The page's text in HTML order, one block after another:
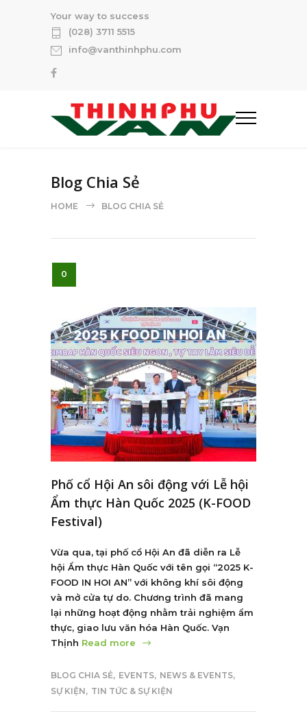
Your way to success
(028) 3711 5515
info@vanthinhphu.com
Blog Chia Sẻ
HOME BLOG CHIA SẺ
0
Phố cổ Hội An sôi động với Lễ hội
Ẩm thực Hàn Quốc 2025 (K-FOOD
Festival)
Vừa qua, tại phố cổ Hội An đã diễn ra Lễ
hội Ẩm thực Hàn Quốc với tên gọi “2025 K-
FOOD IN HOI AN” với không khí sôi động
và mở cửa tự do. Chương trình đã mang
lại những hoạt động nhằm trải nghiệm ẩm
thực, giao lưu văn hóa Hàn Quốc. Vạn
Thịnh Read more
BLOG CHIA SẺ, EVENTS, NEWS & EVENTS,
SỰ KIỆN, TIN TỨC & SỰ KIỆN